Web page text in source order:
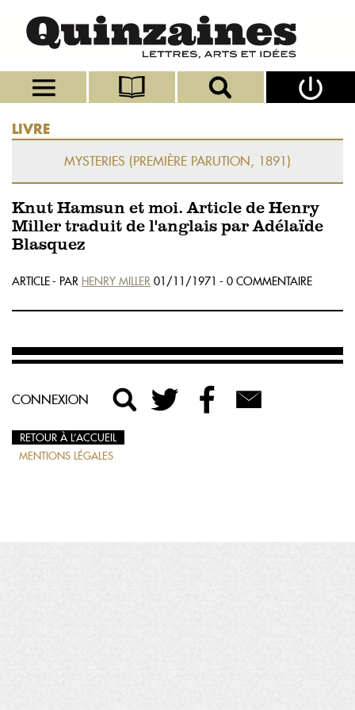
LIVRE
MYSTERIES (PREMIÈRE PARUTION, 1891)
Knut Hamsun et moi. Article de Henry
Miller traduit de l'anglais par Adélaïde
Blasquez
ARTICLE - PAR HENRY MILLER 01/11/1971 - 0 COMMENTAIRE
CONNEXION
RETOUR À L’ACCUEIL
MENTIONS LÉGALES